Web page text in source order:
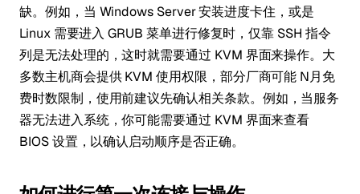
缺。例如，当 Windows Server 安装进度卡住，或是
Linux 需要进入 GRUB 菜单进行修复时，仅靠 SSH 指令
列是无法处理的，这时就需要通过 KVM 界面来操作。大
多数主机商会提供 KVM 使用权限，部分厂商可能 N月免
费时数限制，使用前建议先确认相关条款。例如，当服务
器无法进入系统，你可能需要通过 KVM 界面来查看
BIOS 设置，以确认启动顺序是否正确。